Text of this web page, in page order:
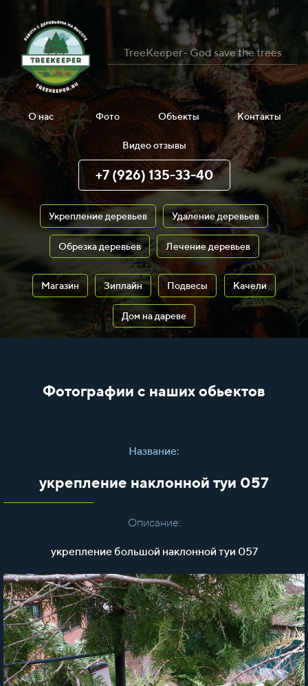
TreeKeeper- God save the trees
О нас Фото Объекты Контакты
Видео отзывы
+7 (926) 135-33-40
Укрепление деревьев Удаление деревьев
Обрезка деревьев Лечение деревьев
Магазин Зиплайн Подвесы Качели
Дом на дареве
Фотографии с наших обьектов
Название:
укрепление наклонной туи 057
Описание:
укрепление большой наклонной туи 057